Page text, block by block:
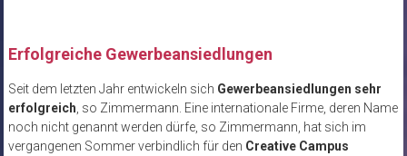
Erfolgreiche Gewerbeansiedlungen
Seit dem letzten Jahr entwickeln sich Gewerbeansiedlungen sehr
erfolgreich, so Zimmermann. Eine internationale Firme, deren Name
noch nicht genannt werden dürfe, so Zimmermann, hat sich im
vergangenen Sommer verbindlich für den Creative Campus